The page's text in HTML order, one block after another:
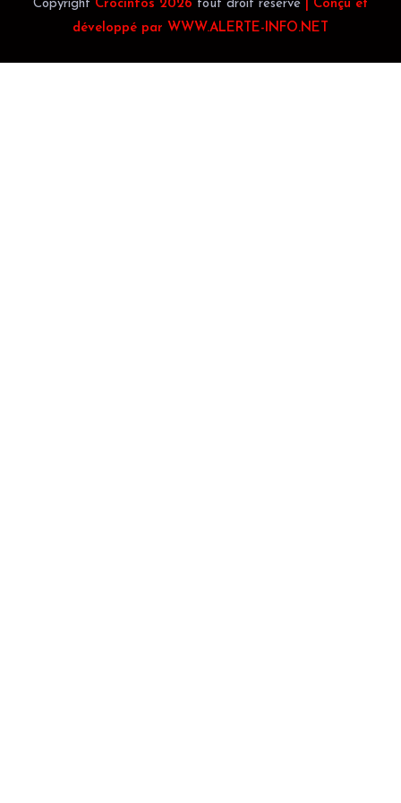
Copyright Crocinfos 2026 tout droit reservé
| Conçu et
développé par WWW.ALERTE-INFO.NET